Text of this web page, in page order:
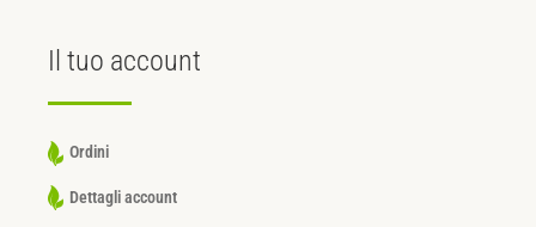
Il tuo account
Ordini
Dettagli account